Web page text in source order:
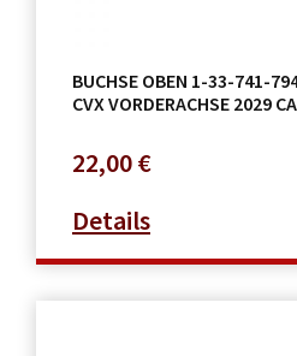
BUCHSE OBEN 1-33-741-
CVX VORDERACHSE 2029
22,00€
Details